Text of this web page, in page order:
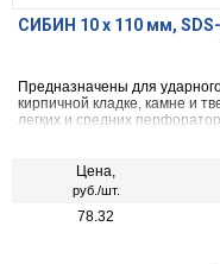
СИБИН 10 х 110 мм,
Предназначены для
кирпичной кладке, камне и
легких и средних
Цена,
руб./шт.
78.32